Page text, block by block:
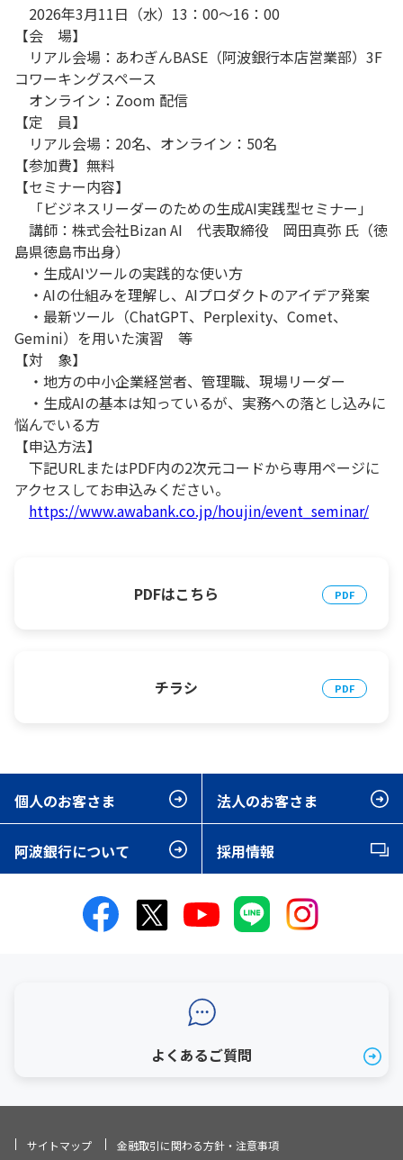
2026年3月11日（水）13：00～16：00
【会 場】
リアル会場：あわぎんBASE（阿波銀行本店営業部）3F
コワーキングスペース
オンライン：Zoom 配信
【定 員】
リアル会場：20名、オンライン：50名
【参加費】無料
【セミナー内容】
「ビジネスリーダーのための生成AI実践型セミナー」
講師：株式会社Bizan AI 代表取締役 岡田真弥 氏（徳
島県徳島市出身）
・生成AIツールの実践的な使い方
・AIの仕組みを理解し、AIプロダクトのアイデア発案
・最新ツール（ChatGPT、Perplexity、Comet、
Gemini）を用いた演習 等
【対 象】
・地方の中小企業経営者、管理職、現場リーダー
・生成AIの基本は知っているが、実務への落とし込みに
悩んでいる方
【申込方法】
下記URLまたはPDF内の2次元コードから専用ページに
アクセスしてお申込みください。
https://www.awabank.co.jp/houjin/event_seminar/
PDFはこちら
チラシ
個人のお客さま 法人のお客さま
阿波銀行について 採用情報
よくあるご質問
サイトマップ 金融取引に関わる方針・注意事項